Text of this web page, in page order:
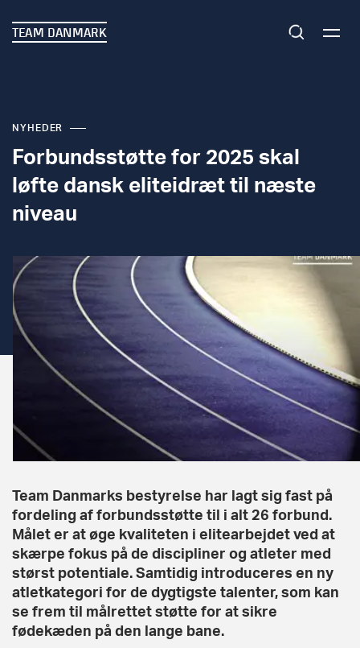
TEAM DANMARK
NYHEDER
Forbundsstøtte for 2025 skal
løfte dansk eliteidræt til næste
niveau
Team Danmarks bestyrelse har lagt sig fast på
fordeling af forbundsstøtte til i alt 26 forbund.
Målet er at øge kvaliteten i elitearbejdet ved at
skærpe fokus på de discipliner og atleter med
størst potentiale. Samtidig introduceres en ny
atletkategori for de dygtigste talenter, som kan
se frem til målrettet støtte for at sikre
fødekæden på den lange bane.